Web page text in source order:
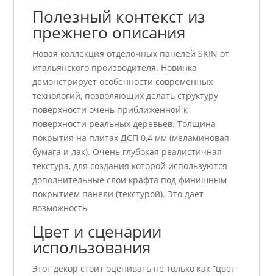
Полезный контекст из
прежнего описания
Новая коллекция отделочных панелей SKIN от
итальянского производителя. Новинка
демонстрирует особенности современных
технологий, позволяющих делать структуру
поверхности очень приближенной к
поверхности реальных деревьев. Толщина
покрытия на плитах ДСП 0,4 мм (меламиновая
бумага и лак). Очень глубокая реалистичная
текстура, для создания которой используются
дополнительные слои крафта под финишным
покрытием панели (текстурой). Это дает
возможность
Цвет и сценарии
использования
Этот декор стоит оценивать не только как “цвет